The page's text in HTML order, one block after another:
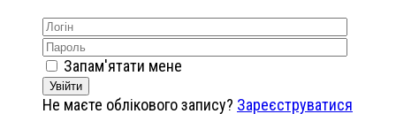
Запам'ятати мене
Увійти
Не маєте облікового запису? Зареєструватися